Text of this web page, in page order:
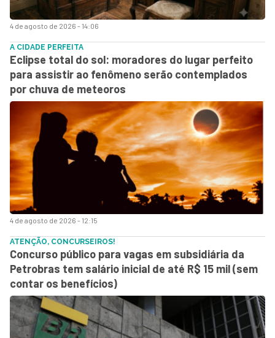
4 de agosto de 2026 - 14:06
4 de agosto de 2026 - 12:15
A CIDADE PERFEITA
Eclipse total do sol: moradores do lugar perfeito
para assistir ao fenômeno serão contemplados
por chuva de meteoros
ATENÇÃO, CONCURSEIROS!
Concurso público para vagas em subsidiária da
Petrobras tem salário inicial de até R$ 15 mil (sem
contar os benefícios)